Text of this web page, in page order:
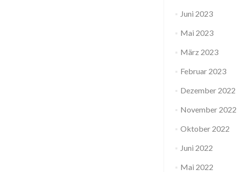
Juni 2023
Mai 2023
März 2023
Februar 2023
Dezember 2022
November 2022
Oktober 2022
Juni 2022
Mai 2022